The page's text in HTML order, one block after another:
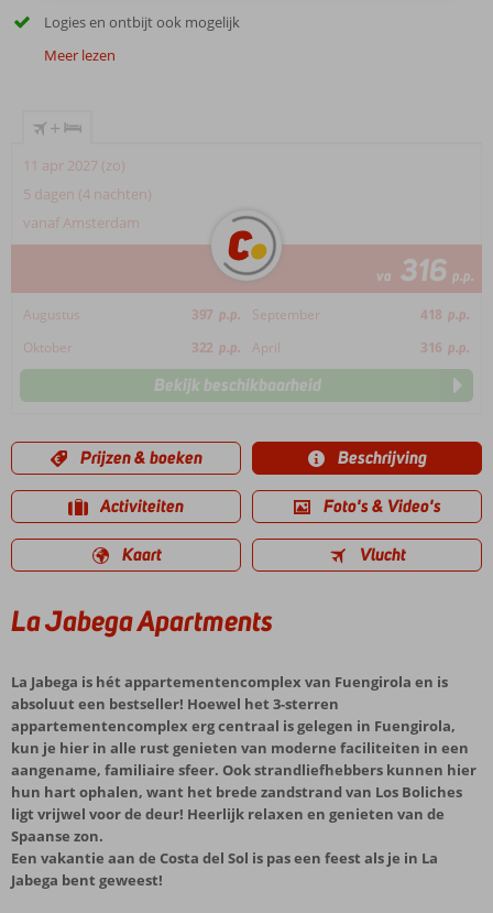
Logies en ontbijt ook mogelijk
Meer lezen
+
11 apr 2027 (zo)
5 dagen (4 nachten)
vanaf Amsterdam
va 316 p.p.
Augustus 397 p.p. September 418 p.p.
Oktober
322 p.p. April 316 p.p.
Bekijk beschikbaarheid
Prijzen & boeken Beschrijving
Activiteiten Foto's & Video's
Kaart Vlucht
La Jabega Apartments
La Jabega is hét appartementencomplex van Fuengirola en is
absoluut een bestseller! Hoewel het 3-sterren
appartementencomplex erg centraal is gelegen in Fuengirola,
kun je hier in alle rust genieten van moderne faciliteiten in een
aangename, familiaire sfeer. Ook strandliefhebbers kunnen hier
hun hart ophalen, want het brede zandstrand van Los Boliches
ligt vrijwel voor de deur! Heerlijk relaxen en genieten van de
Spaanse zon.
Een vakantie aan de Costa del Sol is pas een feest als je in La
Jabega bent geweest!